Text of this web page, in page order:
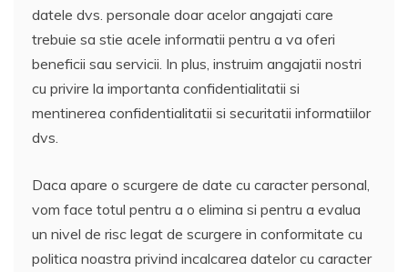
datele dvs. personale doar acelor angajati care
trebuie sa stie acele informatii pentru a va oferi
beneficii sau servicii. In plus, instruim angajatii nostri
cu privire la importanta confidentialitatii si
mentinerea confidentialitatii si securitatii informatiilor
dvs.
Daca apare o scurgere de date cu caracter personal,
vom face totul pentru a o elimina si pentru a evalua
un nivel de risc legat de scurgere in conformitate cu
politica noastra privind incalcarea datelor cu caracter